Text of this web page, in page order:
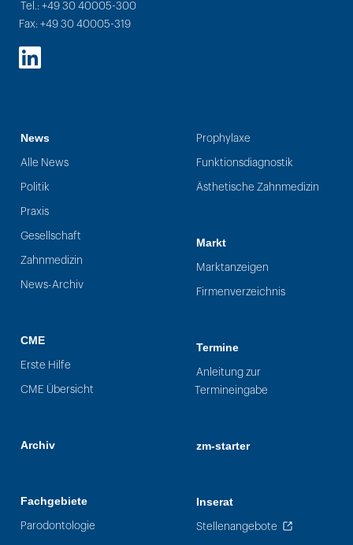
Tel.: +49 30 40005-300
Fax: +49 30 40005-319
LinkedIn
News
Alle News
Politik
Praxis
Gesellschaft
Zahnmedizin
News-Archiv
CME
Erste Hilfe
CME Übersicht
Archiv
Fachgebiete
Parodontologie
Prophylaxe
Funktionsdiagnostik
Ästhetische Zahnmedizin
Markt
Marktanzeigen
Firmenverzeichnis
Termine
Anleitung zur
Termineingabe
zm-starter
Inserat
Stellenangebote